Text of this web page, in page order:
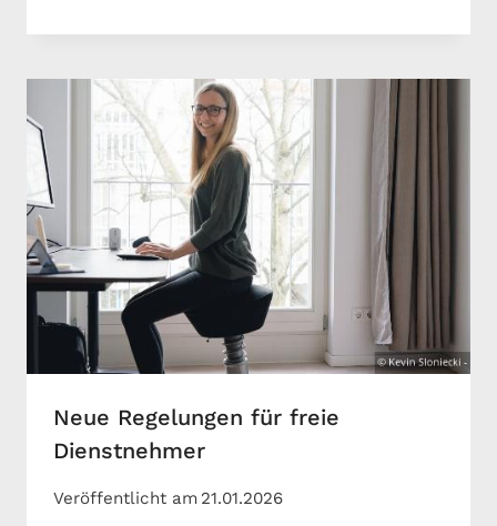
Neue Regelungen für freie
Dienstnehmer
Veröffentlicht am 21.01.2026